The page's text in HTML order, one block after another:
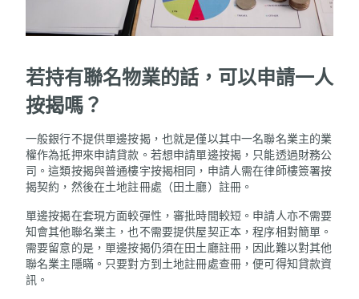
若持有聯名物業的話，可以申請一人
按揭嗎？
一般銀行不提供單邊按揭，也就是僅以其中一名聯名業主的業
權作為抵押來申請貸款。若想申請單邊按揭，只能透過財務公
司。這類按揭與普通樓宇按揭相同，申請人需在律師樓簽署按
揭契約，然後在土地註冊處（田土廳）註冊。
單邊按揭在套現方面較彈性，審批時間較短。申請人亦不需要
知會其他聯名業主，也不需要提供屋契正本，程序相對簡單。
需要留意的是，單邊按揭仍須在田土廳註冊，因此難以對其他
聯名業主隱瞞。只要對方到土地註冊處查冊，便可得知貸款資
訊。